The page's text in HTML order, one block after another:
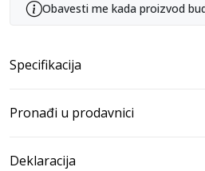
Obavesti me kada proizvod
Specifikacija
Pronađi u prodavnici
Deklaracija